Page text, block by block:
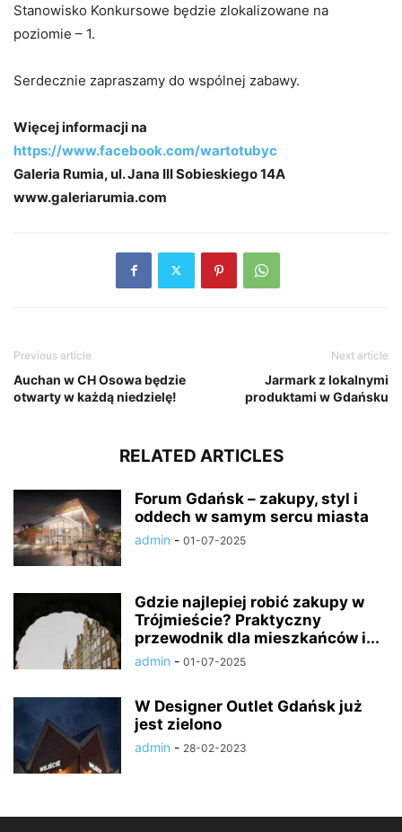
Stanowisko Konkursowe będzie zlokalizowane na
poziomie – 1.
Serdecznie zapraszamy do wspólnej zabawy.
Więcej informacji na
https://www.facebook.com/wartotubyc
Galeria Rumia, ul. Jana III Sobieskiego 14A
www.galeriarumia.com
Previous article
Auchan w CH Osowa będzie
otwarty w każdą niedzielę!
Next article
Jarmark z lokalnymi
produktami w Gdańsku
RELATED ARTICLES
Forum Gdańsk – zakupy, styl i
oddech w samym sercu miasta
admin - 01-07-2025
Gdzie najlepiej robić zakupy w
Trójmieście? Praktyczny
przewodnik dla mieszkańców i...
admin - 01-07-2025
W Designer Outlet Gdańsk już
jest zielono
admin - 28-02-2023